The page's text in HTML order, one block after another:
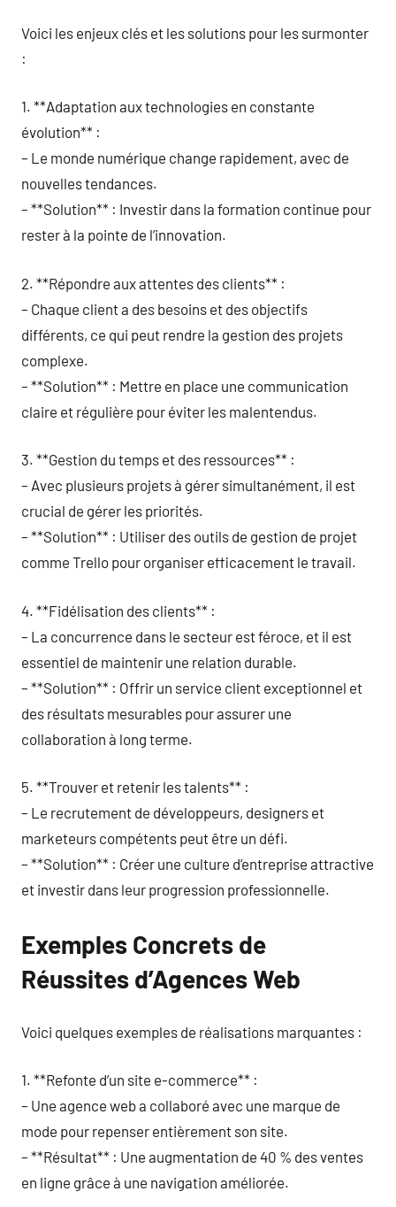
Voici les enjeux clés et les solutions pour les surmonter
:
1. **Adaptation aux technologies en constante
évolution** :
– Le monde numérique change rapidement, avec de
nouvelles tendances.
– **Solution** : Investir dans la formation continue pour
rester à la pointe de l’innovation.
2. **Répondre aux attentes des clients** :
– Chaque client a des besoins et des objectifs
différents, ce qui peut rendre la gestion des projets
complexe.
– **Solution** : Mettre en place une communication
claire et régulière pour éviter les malentendus.
3. **Gestion du temps et des ressources** :
– Avec plusieurs projets à gérer simultanément, il est
crucial de gérer les priorités.
– **Solution** : Utiliser des outils de gestion de projet
comme Trello pour organiser efficacement le travail.
4. **Fidélisation des clients** :
– La concurrence dans le secteur est féroce, et il est
essentiel de maintenir une relation durable.
– **Solution** : Offrir un service client exceptionnel et
des résultats mesurables pour assurer une
collaboration à long terme.
5. **Trouver et retenir les talents** :
– Le recrutement de développeurs, designers et
marketeurs compétents peut être un défi.
– **Solution** : Créer une culture d’entreprise attractive
et investir dans leur progression professionnelle.
Exemples Concrets de
Réussites d’Agences Web
Voici quelques exemples de réalisations marquantes :
1. **Refonte d’un site e-commerce** :
– Une agence web a collaboré avec une marque de
mode pour repenser entièrement son site.
– **Résultat** : Une augmentation de 40 % des ventes
en ligne grâce à une navigation améliorée.